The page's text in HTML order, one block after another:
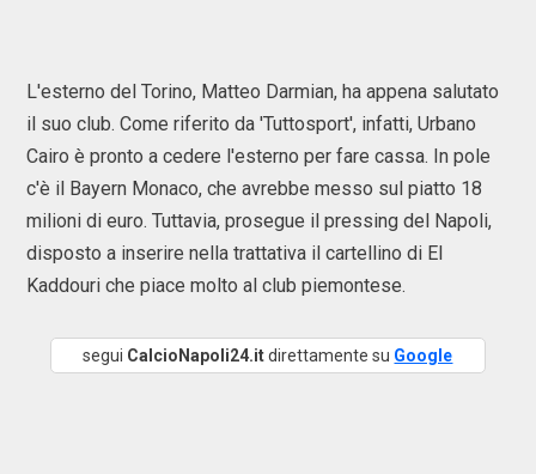
L'esterno del Torino, Matteo Darmian, ha appena salutato
il suo club. Come riferito da 'Tuttosport', infatti, Urbano
Cairo è pronto a cedere l'esterno per fare cassa. In pole
c'è il Bayern Monaco, che avrebbe messo sul piatto 18
milioni di euro. Tuttavia, prosegue il pressing del Napoli,
disposto a inserire nella trattativa il cartellino di El
Kaddouri che piace molto al club piemontese.
segui CalcioNapoli24.itdirettamente su Google